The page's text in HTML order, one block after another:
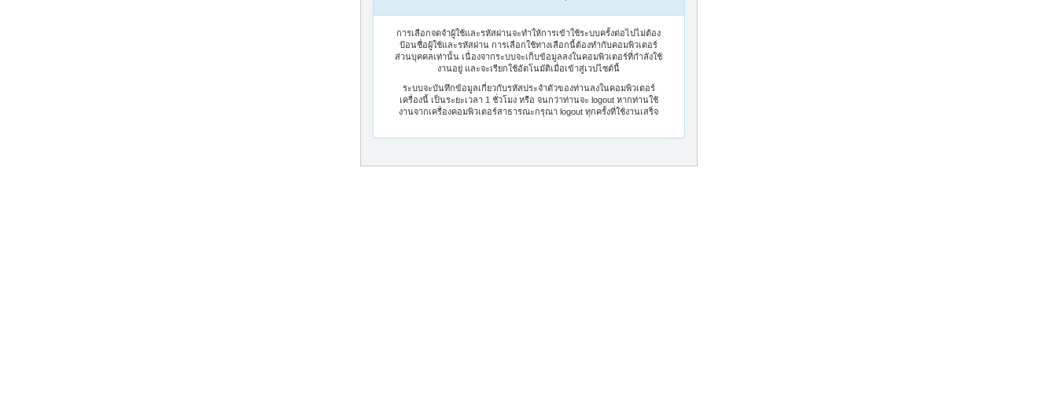
การเลือกจดจำผู้ใช้และรหัสผ่านจะทำให้การเข้าใช้ระบบครั้งต่อไปไม่ต้อง
ป้อนชื่อผู้ใช้และรหัสผ่าน การเลือกใช้ทางเลือกนี้ต้องทำกับคอมพิวเตอร์
ส่วนบุคคลเท่านั้น เนื่องจากระบบจะเก็บข้อมูลลงในคอมพิวเตอร์ที่กำลังใช้
งานอยู่ และจะเรียกใช้อัตโนมัติเมื่อเข้าสู่เวปไซต์นี้
ระบบจะบันทึกข้อมูลเกี่ยวกับรหัสประจำตัวของท่านลงในคอมพิวเตอร์
เครื่องนี้ เป็นระยะเวลา 1 ชั่วโมง หรือ จนกว่าท่านจะ logout หากท่านใช้
งานจากเครื่องคอมพิวเตอร์สาธารณะกรุณา logout ทุกครั้งที่ใช้งานเสร็จ